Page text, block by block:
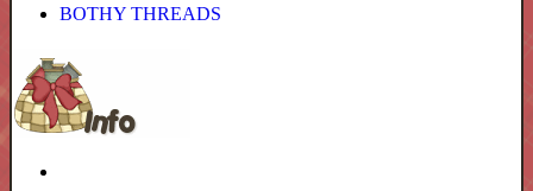
BOTHY THREADS